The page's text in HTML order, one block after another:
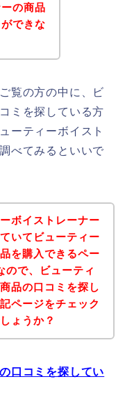
の商品
できな
覧の方の中に、ビ
ミを探している方
ーティーボイスト
べてみるといいで
ボイストレーナー
いてビューティー
を購入できるペー
ので、ビューティ
品の口コミを探し
ページをチェック
ょうか？
口コミを探してい